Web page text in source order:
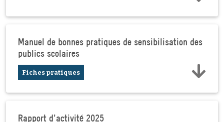
Manuel de bonnes pratiques de sensibilisation des
publics scolaires
Fiches pratiques
Rapport d'activité 2025